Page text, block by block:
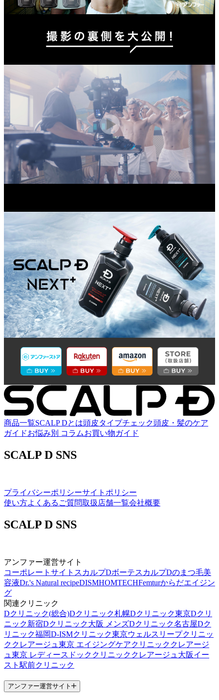
商品一覧SCALP Dとは頭皮タイプチェック頭皮・髪のケア
ガイドお悩み別 コラムお買い物ガイド
SCALP D SNS
プライバシーポリシーサイトポリシー
使い方よくあるご質問取扱店舗一覧会社概要
SCALP D SNS
アンファー運営サイト
コーポレートサイト スカルプDボーテスカルプDのまつ毛美
容液Dr.'s Natural recipeDISMHOMTECHFemturからだエイジン
グ
関連クリニック
Dクリニック(総合)Dクリニック札幌Dクリニック東京Dクリ
ニック新宿Dクリニック大阪 メンズDクリニック名古屋Dク
リニック福岡D-ISMクリニック東京ウェルスリープクリニッ
ク クレアージュ東京 エイジングケアクリニック クレアージ
ュ東京 レディースドッククリニック クレアージュ大阪イー
スト駅前クリニック
アンファー運営サイト